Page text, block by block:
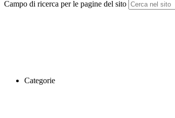
Campo di ricerca per le pagine del sito
Categorie